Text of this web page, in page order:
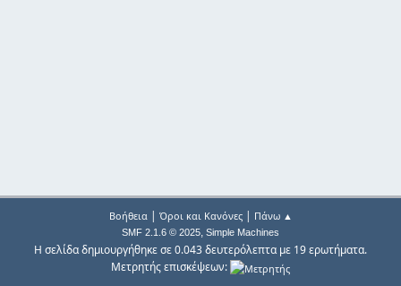
Βοήθεια| Όροι και Κανόνες| Πάνω ▲
SMF 2.1.6 © 2025, Simple Machines
Η σελίδα δημιουργήθηκε σε 0.043 δευτερόλεπτα με 19 ερωτήματα.
Μετρητής επισκέψεων: